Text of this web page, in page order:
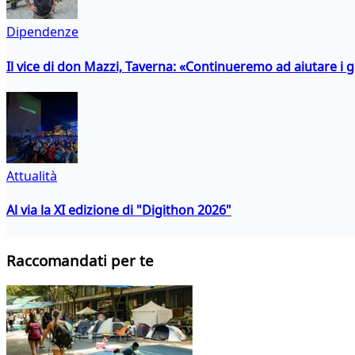
Dipendenze
Il vice di don Mazzi, Taverna: «Continueremo ad aiutare i
Attualità
Al via la XI edizione di "Digithon 2026"
Raccomandati per te